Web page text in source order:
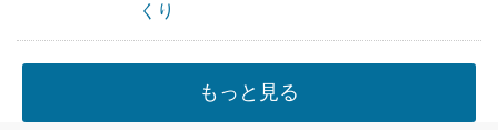
くり
もっと見る